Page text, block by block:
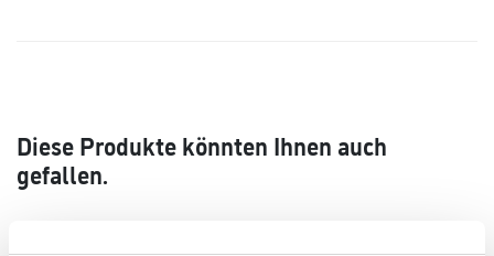
Diese Produkte könnten Ihnen auch
gefallen.